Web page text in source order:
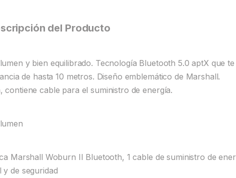
del Producto
y bien equilibrado. Tecnología Bluetooth 5.0 aptX que te
de hasta 10 metros. Diseño emblemático de Marshall.
cable para el suministro de energía.
Marshall Woburn II Bluetooth, 1 cable de suministro de
de seguridad